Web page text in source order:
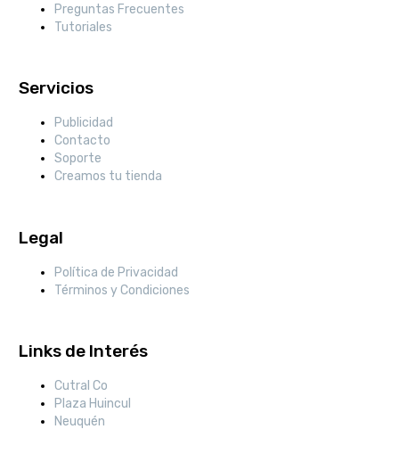
Preguntas Frecuentes
Tutoriales
Servicios
Publicidad
Contacto
Soporte
Creamos tu tienda
Legal
Política de Privacidad
Términos y Condiciones
Links de Interés
Cutral Co
Plaza Huincul
Neuquén